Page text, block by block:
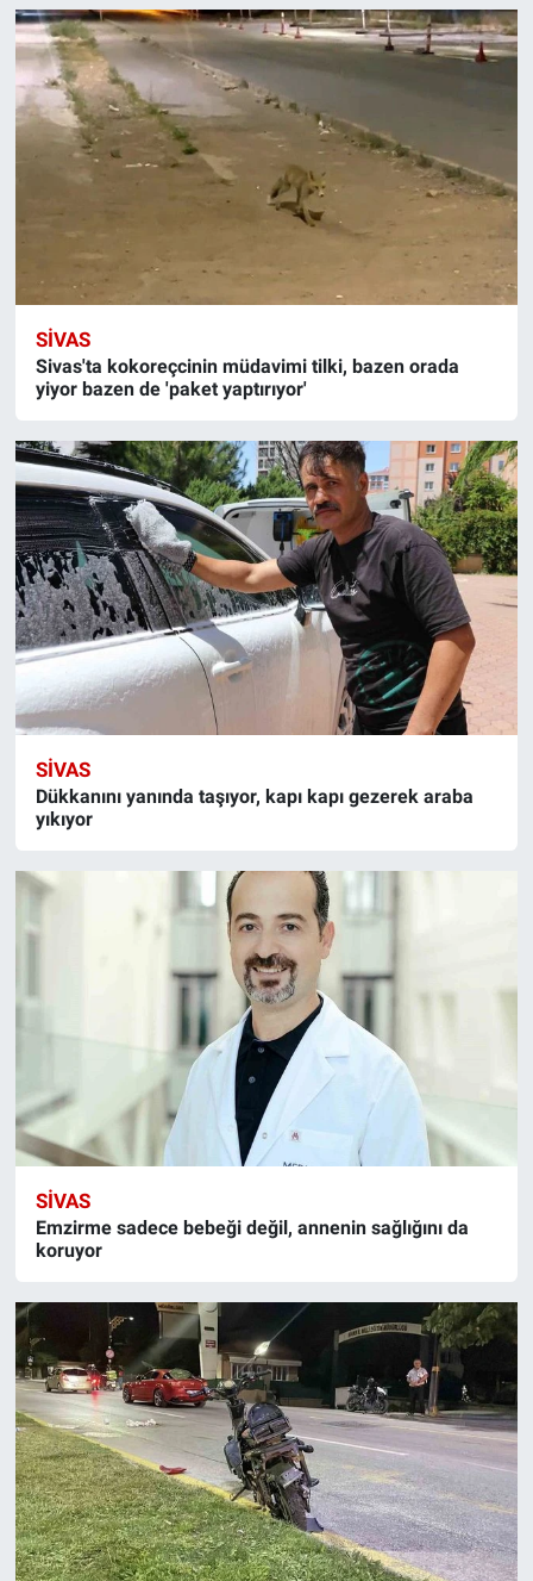
SIVAS
Sivas'ta kokoreçcinin müdavimi tilki, bazen orada
yiyor bazen de 'paket yaptırıyor'
SIVAS
Dükkanını yanında taşıyor, kapı kapı gezerek araba
yıkıyor
SIVAS
Emzirme sadece bebeği değil, annenin sağlığını da
koruyor